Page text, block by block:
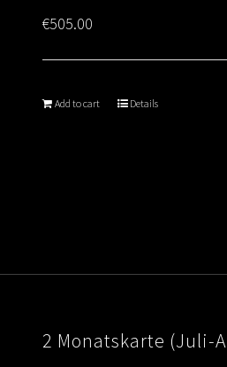
€505.00
Add to cart Details
2 Monatskarte (Juli-